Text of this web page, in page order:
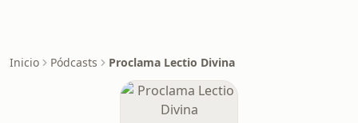
Inicio Pódcasts Proclama Lectio Divina